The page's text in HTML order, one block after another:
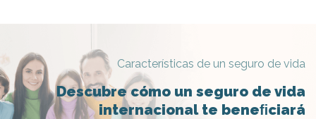
Características de un seguro de vida
Descubre cómo un seguro de vida
internacional te beneﬁciará